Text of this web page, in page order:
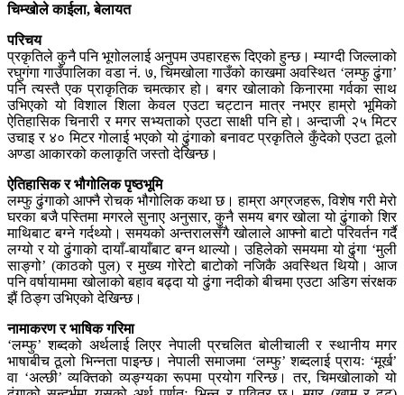
चिम्खोले काईला, बेलायत
परिचय
प्रकृतिले कुनै पनि भूगोललाई अनुपम उपहारहरू दिएको हुन्छ। म्याग्दी जिल्लाको
रघुगंगा गाउँपालिका वडा नं. ७, चिमखोला गाउँको काखमा अवस्थित ‘लम्फु ढुंगा’
पनि त्यस्तै एक प्राकृतिक चमत्कार हो। बगर खोलाको किनारमा गर्वका साथ
उभिएको यो विशाल शिला केवल एउटा चट्टान मात्र नभएर हाम्रो भूमिको
ऐतिहासिक चिनारी र मगर सभ्यताको एउटा साक्षी पनि हो। अन्दाजी २५ मिटर
उचाइ र ४० मिटर गोलाई भएको यो ढुंगाको बनावट प्रकृतिले कुँदेको एउटा ठूलो
अण्डा आकारको कलाकृति जस्तो देखिन्छ।
ऐतिहासिक र भौगोलिक पृष्ठभूमि
लम्फु ढुंगाको आफ्नै रोचक भौगोलिक कथा छ। हाम्रा अग्रजहरू, विशेष गरी मेरो
घरका बजै पस्तिमा मगरले सुनाए अनुसार, कुनै समय बगर खोला यो ढुंगाको शिर
माथिबाट बग्ने गर्दथ्यो। समयको अन्तरालसँगै खोलाले आफ्नो बाटो परिवर्तन गर्दै
लग्यो र यो ढुंगाको दायाँ-बायाँबाट बग्न थाल्यो। उहिलेको समयमा यो ढुंगा ‘मुली
साङ्गो’ (काठको पुल) र मुख्य गोरेटो बाटोको नजिकै अवस्थित थियो। आज
पनि वर्षायाममा खोलाको बहाव बढ्दा यो ढुंगा नदीको बीचमा एउटा अडिग संरक्षक
झैं ठिङ्ग उभिएको देखिन्छ।
नामाकरण र भाषिक गरिमा
‘लम्फु’ शब्दको अर्थलाई लिएर नेपाली प्रचलित बोलीचाली र स्थानीय मगर
भाषाबीच ठूलो भिन्नता पाइन्छ। नेपाली समाजमा ‘लम्फु’ शब्दलाई प्रायः ‘मूर्ख’
वा ‘अल्छी’ व्यक्तिको व्यङ्ग्यका रूपमा प्रयोग गरिन्छ। तर, चिमखोलाको यो